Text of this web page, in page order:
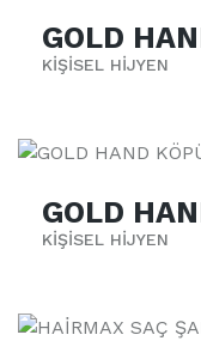
GOLD
KİŞİSEL HİJYEN
GOLD
KİŞİSEL HİJYEN